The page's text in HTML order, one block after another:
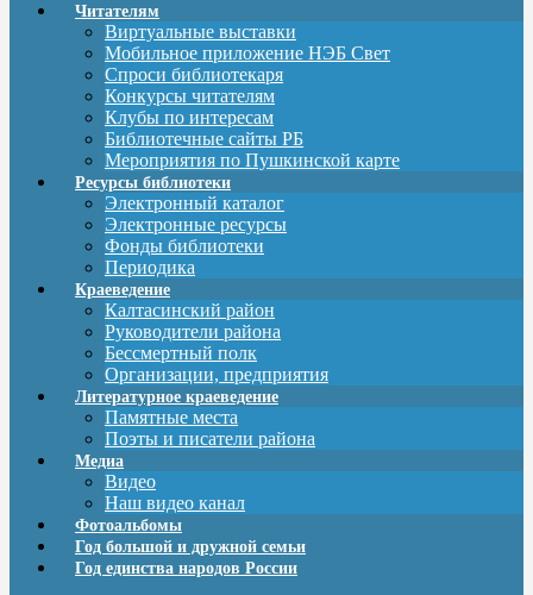
Читателям
Виртуальные выставки
Мобильное приложение НЭБ Свет
Спроси библиотекаря
Конкурсы читателям
Клубы по интересам
Библиотечные сайты РБ
Мероприятия по Пушкинской карте
Ресурсы библиотеки
Электронный каталог
Электронные ресурсы
Фонды библиотеки
Периодика
Краеведение
Калтасинский район
Руководители района
Бессмертный полк
Организации, предприятия
Литературное краеведение
Памятные места
Поэты и писатели района
Медиа
Видео
Наш видео канал
Фотоальбомы
Год большой и дружной семьи
Год единства народов России